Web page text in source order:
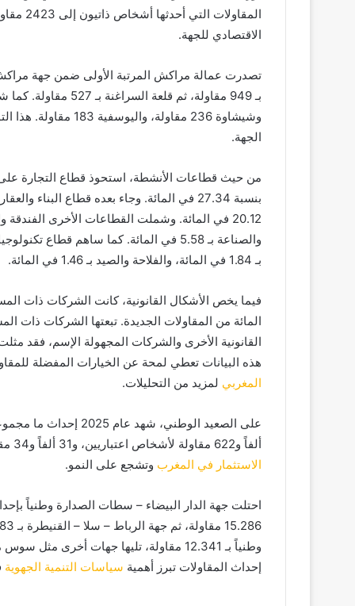
الاقتصادي للجهة.
وشيشاوة 236
الجهة.
من حيث قطاعات الأنشطة، استحوذ قطاع التجارة على
بـ 1.84 في المائة، والفلاحة والصيد بـ 1.46 في المائة.
هذه البيانات تعطي لمحة عن الخيارات المفضلة
المغربي لمزيد من التحليلات.
ألفاً و622 مقاولة لأشخاص اعتباريين، و31 ألفاً و34 مقاولة لأشخاص ذاتيين. هذه الأرقام تعكس الحيوية العامة لسوق
الاستثمار في المغرب وتشجع على النمو.
وطنياً بـ 12.341 مقاولة، تليها جهات
إحداث المقاولات تبرز أهمية سياسات التنمية الجهوية